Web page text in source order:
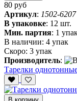
80 руб
Артикул: 1502-6207
В упаковке: 12 шт.
Мин. партия: 1
В наличии: 4 упак
Скоро: 3 упак
Производитель:
Тарелки